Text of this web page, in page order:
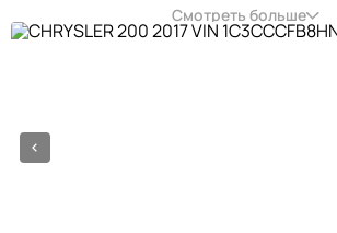
Смотреть больше